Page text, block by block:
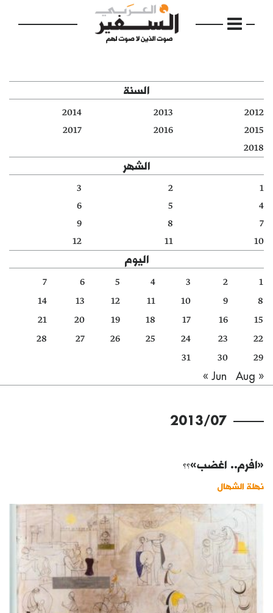
الرئيسية
مواضيع
دفاتر
الأرشيف
السنة
2012
2013
2014
2015
2016
2017
2018
الشهر
1
2
3
4
5
6
7
8
9
10
11
12
اليوم
1
2
3
4
5
6
7
8
9
10
11
12
13
14
15
16
17
18
19
20
21
22
23
24
25
26
27
28
29
30
31
« Jun
Aug »
2013/07
«افرم.. اغضب»؟؟
نهلة الشهال